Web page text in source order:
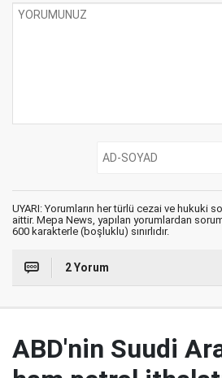
UYARI: Yorumların her türlü cezai ve hukuki
aittir. Mepa News, yapılan yorumlardan
600 karakterle (boşluklu) sınırlıdır.
2 Yorum
ABD'nin Suudi